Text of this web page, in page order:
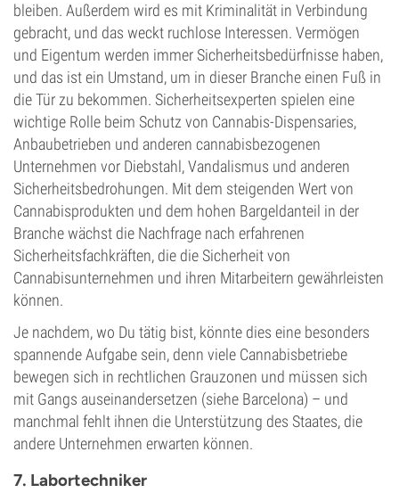
bleiben. Außerdem wird es mit Kriminalität in Verbindung
gebracht, und das weckt ruchlose Interessen. Vermögen
und Eigentum werden immer Sicherheitsbedürfnisse haben,
und das ist ein Umstand, um in dieser Branche einen Fuß in
die Tür zu bekommen. Sicherheitsexperten spielen eine
wichtige Rolle beim Schutz von Cannabis-Dispensaries,
Anbaubetrieben und anderen cannabisbezogenen
Unternehmen vor Diebstahl, Vandalismus und anderen
Sicherheitsbedrohungen. Mit dem steigenden Wert von
Cannabisprodukten und dem hohen Bargeldanteil in der
Branche wächst die Nachfrage nach erfahrenen
Sicherheitsfachkräften, die die Sicherheit von
Cannabisunternehmen und ihren Mitarbeitern gewährleisten
können.
Je nachdem, wo Du tätig bist, könnte dies eine besonders
spannende Aufgabe sein, denn viele Cannabisbetriebe
bewegen sich in rechtlichen Grauzonen und müssen sich
mit Gangs auseinandersetzen (siehe Barcelona) – und
manchmal fehlt ihnen die Unterstützung des Staates, die
andere Unternehmen erwarten können.
7. Labortechniker